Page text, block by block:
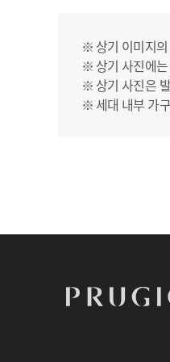
상기 이미지
상기 사진에
상기 사진은
세대 내부 가